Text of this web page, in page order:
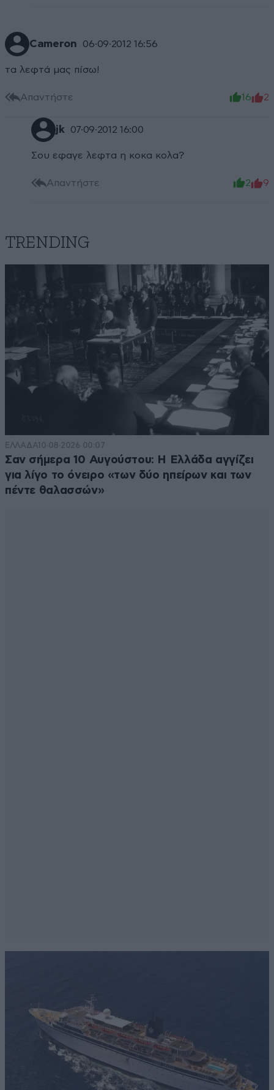
Cameron 06·09·2012 16:56
τα λεφτά μας πίσω!
Απαντήστε 16 2
jk 07·09·2012 16:00
Σου εφαγε λεφτα η κοκα κολα?
Απαντήστε 2 9
TRENDING
ΕΛΛΑΔΑ10·08·2026 00:07
Σαν σήμερα 10 Αυγούστου: Η Ελλάδα αγγίζει
για λίγο το όνειρο «των δύο ηπείρων και των
πέντε θαλασσών»